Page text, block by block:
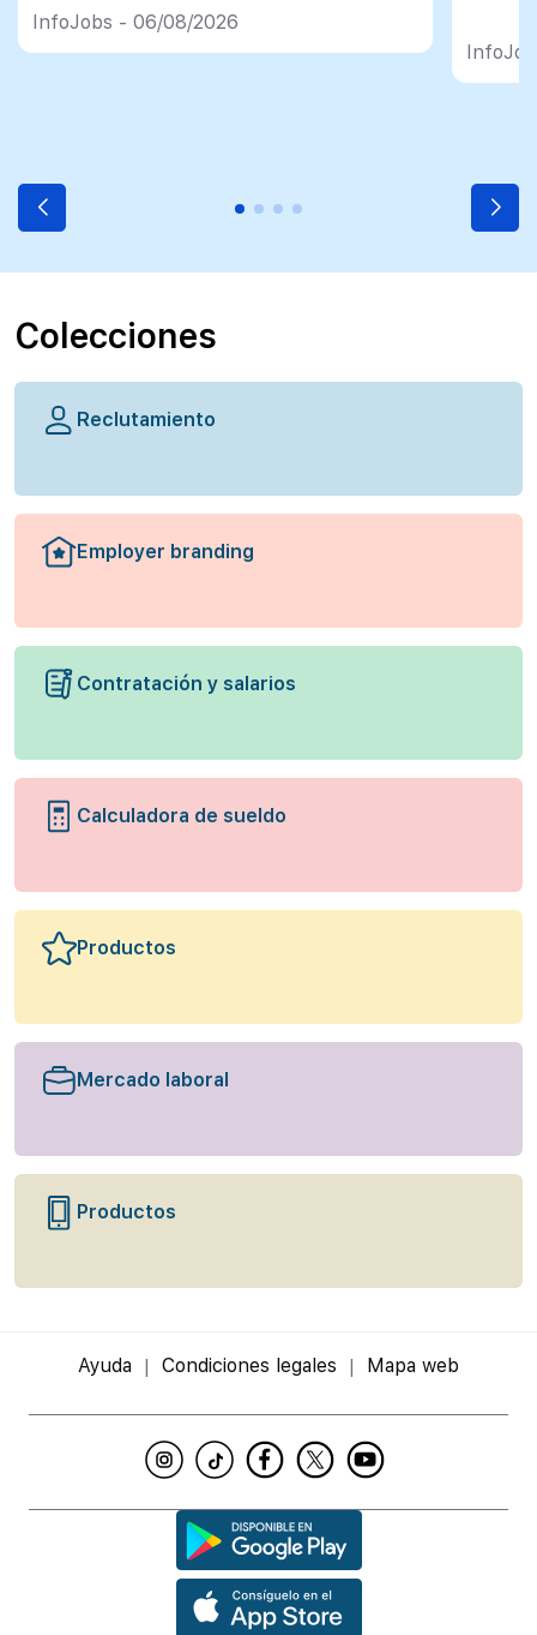
InfoJobs - 06/08/2026
Colecciones
Reclutamiento
Employer branding
Contratación y salarios
Calculadora de sueldo
Productos
Mercado laboral
Productos
Ayuda Condiciones legales Mapa web